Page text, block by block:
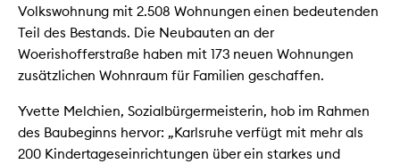
Volkswohnung mit 2.508 Wohnungen einen bedeutenden
Teil des Bestands. Die Neubauten an der
Woerishofferstraße haben mit 173 neuen Wohnungen
zusätzlichen Wohnraum für Familien geschaffen.
Yvette Melchien, Sozialbürgermeisterin, hob im Rahmen
des Baubeginns hervor: „Karlsruhe verfügt mit mehr als
200 Kindertageseinrichtungen über ein starkes und